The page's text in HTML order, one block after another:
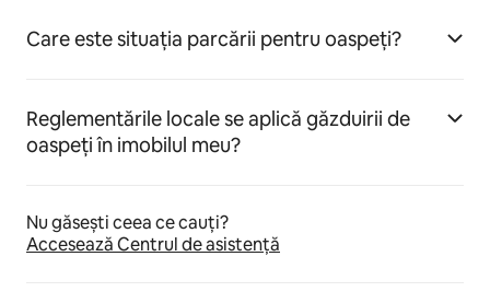
Care este situația parcării pentru oaspeți?
Reglementările locale se aplică găzduirii de
oaspeți în imobilul meu?
Nu găsești ceea ce cauți?
Accesează Centrul de asistență